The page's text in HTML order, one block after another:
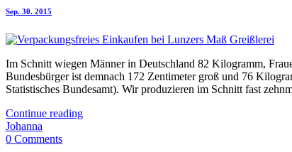
Sep. 30. 2015
Im Schnitt wiegen Männer in Deutschland 82 Kilogramm,
Bundesbürger ist demnach 172 Zentimeter groß und 76
Statistisches Bundesamt). Wir produzieren im Schnitt fast
Continue reading
Johanna
0 Comments